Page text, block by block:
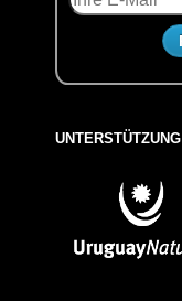
UNTERSTÜTZUNG